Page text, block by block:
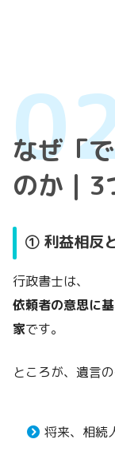
なぜ「
のか｜3
① 利益相反
行政書士は、
依頼者の意思に
家です。
ところが、遺言
将来、相続